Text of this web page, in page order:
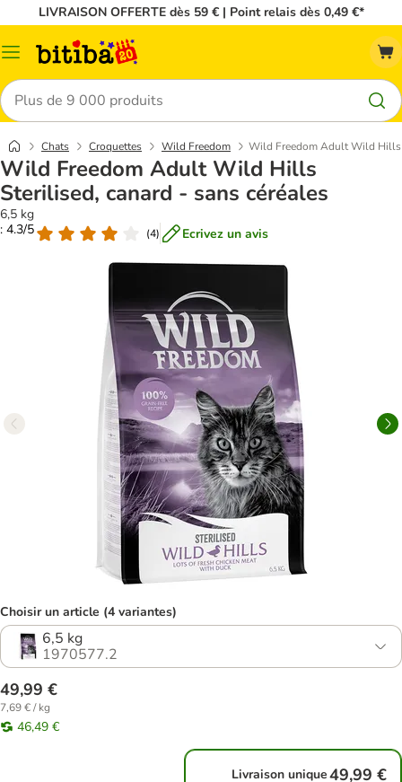
LIVRAISON OFFERTE dès 59 € | Point relais dès 0,49 €*
Menu
Rechercher
Chats Croquettes Wild Freedom Wild Freedom Adult Wild Hills
Wild Freedom Adult Wild Hills
Sterilised, canard - sans céréales
6,5 kg
: 4.3/5
(4) Ecrivez un avis
Choisir un article (4 variantes)
6,5 kg
1970577.2
49,99 €
7,69 € / kg
46,49 €
Livraison unique49,99 €